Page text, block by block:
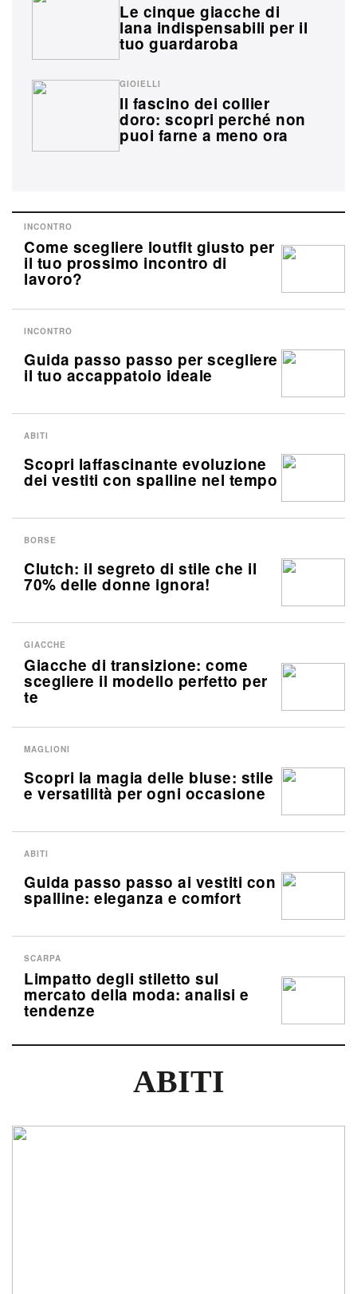
Le cinque giacche di
lana indispensabili per il
tuo guardaroba
Il fascino dei collier
doro: scopri perché non
puoi farne a meno ora
GIOIELLI
Come scegliere loutfit giusto per
il tuo prossimo incontro di
lavoro?
INCONTRO
Guida passo passo per scegliere
il tuo accappatoio ideale
INCONTRO
Scopri laffascinante evoluzione
dei vestiti con spalline nel tempo
ABITI
Clutch: il segreto di stile che il
70% delle donne ignora!
BORSE
Giacche di transizione: come
scegliere il modello perfetto per
te
GIACCHE
Scopri la magia delle bluse: stile
e versatilità per ogni occasione
MAGLIONI
Guida passo passo ai vestiti con
spalline: eleganza e comfort
ABITI
Limpatto degli stiletto sul
mercato della moda: analisi e
tendenze
SCARPA
ABITI